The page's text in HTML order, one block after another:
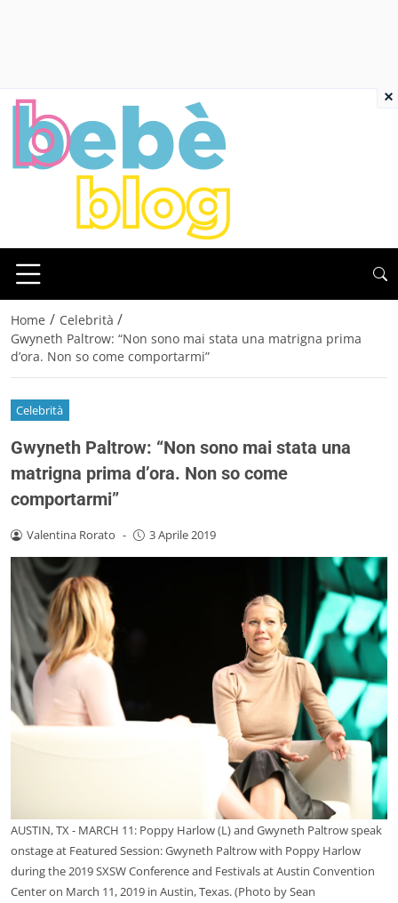
Home / Celebrità /
Gwyneth Paltrow: “Non sono mai stata una matrigna prima
d’ora. Non so come comportarmi”
Celebrità
Gwyneth Paltrow: “Non sono mai stata una
matrigna prima d’ora. Non so come
comportarmi”
Valentina Rorato - 3 Aprile 2019
AUSTIN, TX - MARCH 11: Poppy Harlow (L) and Gwyneth Paltrow speak
onstage at Featured Session: Gwyneth Paltrow with Poppy Harlow
during the 2019 SXSW Conference and Festivals at Austin Convention
Center on March 11, 2019 in Austin, Texas. (Photo by Sean
×